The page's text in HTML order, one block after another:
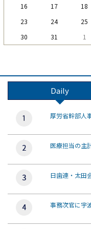
16
17 18
23
24 25
30
31 1
Daily
厚労省幹部人
医療担当の
日歯連・太
事務次官に